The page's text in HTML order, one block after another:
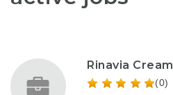
Rinavia Cream
(0)